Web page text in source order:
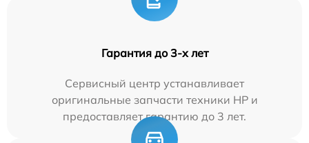
Гарантия до 3-х лет
Сервисный центр устанавливает
оригинальные запчасти техники HP и
предоставляет гарантию до 3 лет.